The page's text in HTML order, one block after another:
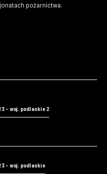
pożarnictwa.
– woj. podlaskie 2
– woj. podlaskie